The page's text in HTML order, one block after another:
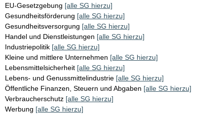
EU-Gesetzgebung [alle SG hierzu]
Gesundheitsförderung [alle SG hierzu]
Gesundheitsversorgung [alle SG hierzu]
Handel und Dienstleistungen [alle SG hierzu]
Industriepolitik [alle SG hierzu]
Kleine und mittlere Unternehmen [alle SG hierzu]
Lebensmittelsicherheit [alle SG hierzu]
Lebens- und Genussmittelindustrie [alle SG hierzu]
Öffentliche Finanzen, Steuern und Abgaben [alle SG hierzu]
Verbraucherschutz [alle SG hierzu]
Werbung [alle SG hierzu]